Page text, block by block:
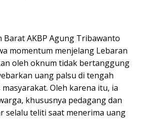
Barat AKBP Agung Tribawanto
momentum menjelang Lebaran
oleh oknum tidak bertanggung
uang palsu di tengah
Oleh karena itu, ia
khususnya pedagang dan
selalu teliti saat menerima uang